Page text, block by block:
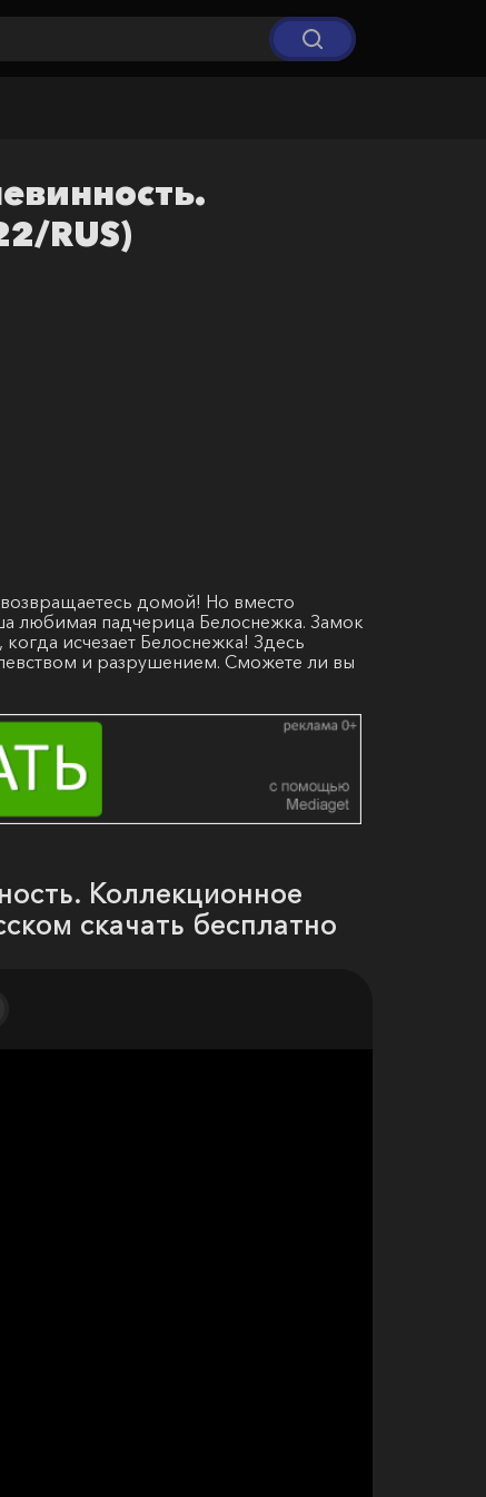
RUS)
домой! Но вместо
любимая падчерица Белоснежка. Замок
исчезает Белоснежка! Здесь
и разрушением. Сможете ли вы
Коллекционное
скачать бесплатно